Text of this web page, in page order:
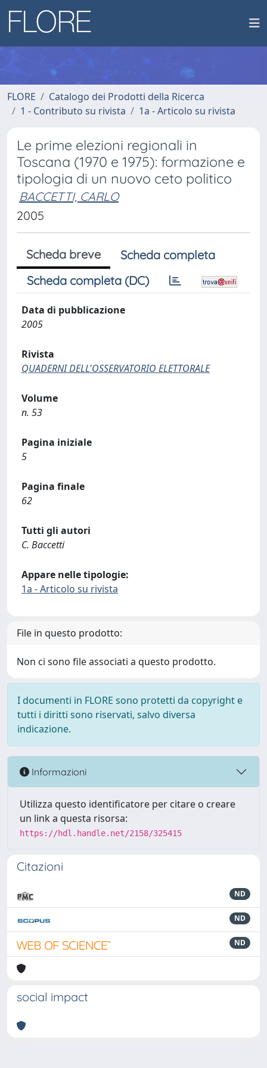
FLORE
Catalogo dei Prodotti della Ricerca
1 - Contributo su rivista
1a - Articolo su rivista
Le prime elezioni regionali in
Toscana (1970 e 1975): formazione e
tipologia di un nuovo ceto politico
BACCETTI, CARLO
2005
Scheda breve
Scheda completa
Scheda completa (DC)
Data di pubblicazione
2005
Rivista
QUADERNI DELL'OSSERVATORIO ELETTORALE
Volume
n. 53
Pagina iniziale
5
Pagina finale
62
Tutti gli autori
C. Baccetti
Appare nelle tipologie:
1a - Articolo su rivista
File in questo prodotto:
Non ci sono file associati a questo prodotto.
I documenti in FLORE sono protetti da copyright e
tutti i diritti sono riservati, salvo diversa
indicazione.
Informazioni
Utilizza questo identificatore per citare o creare
un link a questa risorsa:
https://hdl.handle.net/2158/325415
Citazioni
ND
ND
ND
social impact